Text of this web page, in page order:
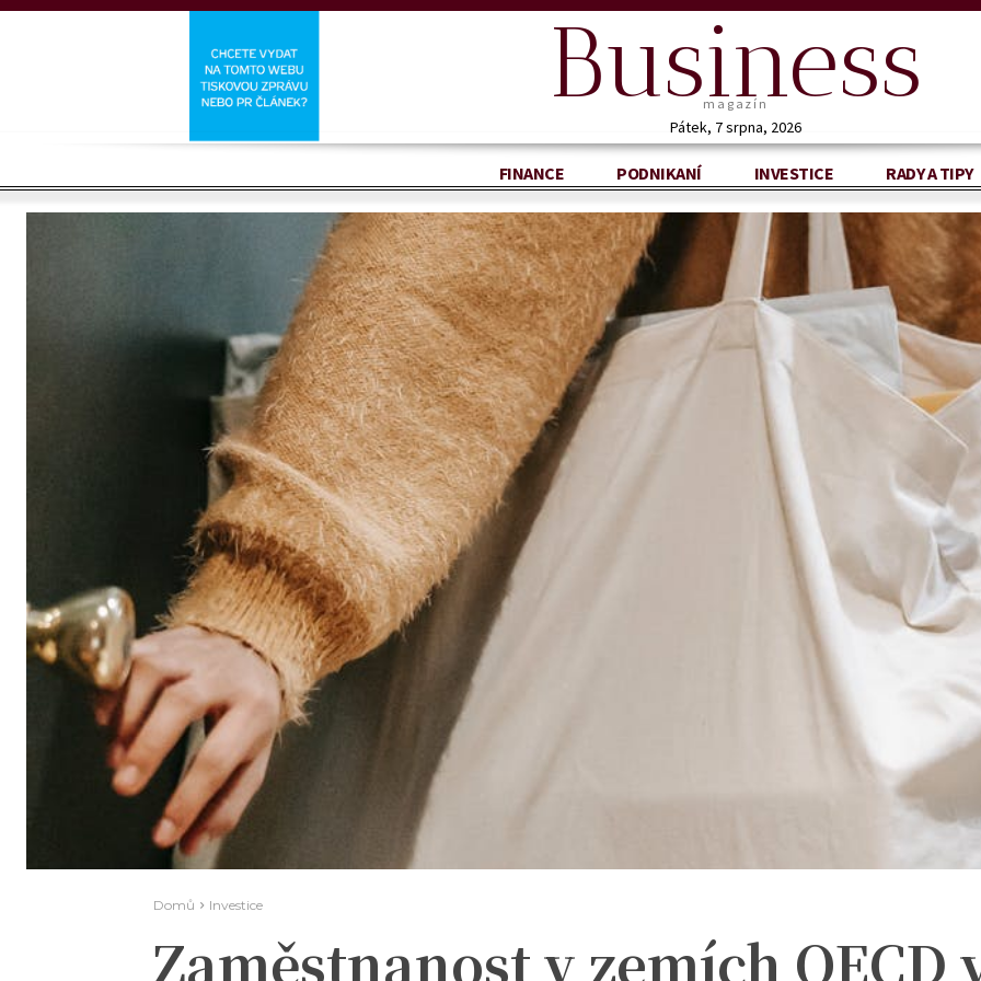
Business
magazín
Pátek, 7 srpna, 2026
FINANCE PODNIKANÍ INVESTICE RADY A TIPY
Domů Investice
Zaměstnanost v zemích OECD